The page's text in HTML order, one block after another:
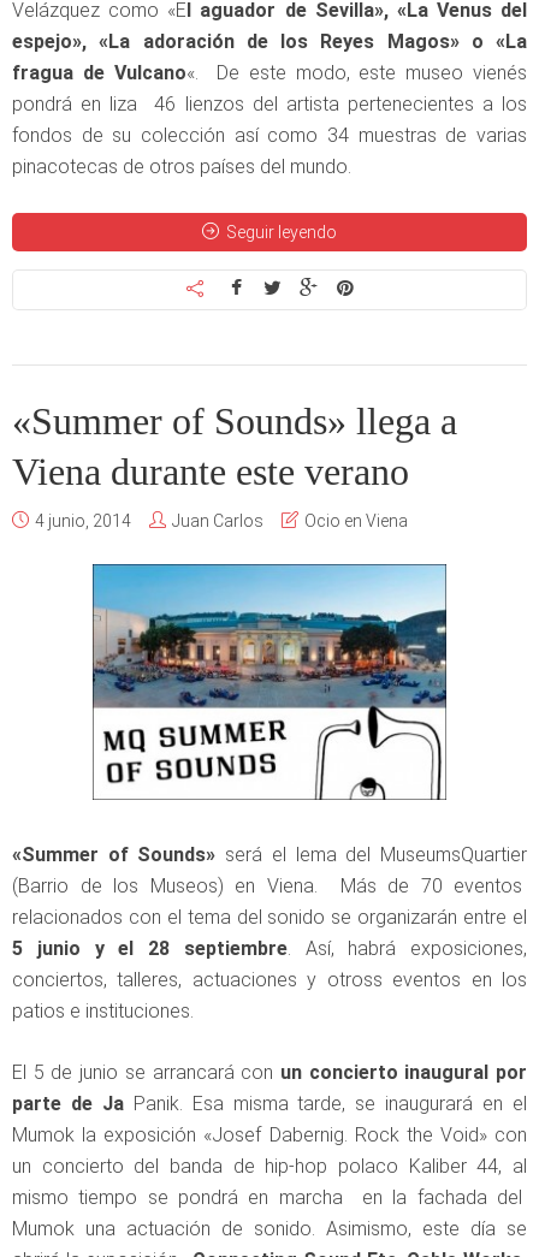
Velázquez como «El aguador de Sevilla», «La Venus del
espejo», «La adoración de los Reyes Magos» o «La
fragua de Vulcano«. De este modo, este museo vienés
pondrá en liza 46 lienzos del artista pertenecientes a los
fondos de su colección así como 34 muestras de varias
pinacotecas de otros países del mundo.
Seguir leyendo
«Summer of Sounds» llega a
Viena durante este verano
4 junio, 2014 Juan Carlos Ocio en Viena
«Summer of Sounds» será el lema del MuseumsQuartier
(Barrio de los Museos) en Viena. Más de 70 eventos
relacionados con el tema del sonido se organizarán entre el
5 junio y el 28 septiembre. Así, habrá exposiciones,
conciertos, talleres, actuaciones y otross eventos en los
patios e instituciones.
El 5 de junio ​​se arrancará con un concierto inaugural por
parte de Ja Panik. Esa misma tarde, se inaugurará en el
Mumok la exposición «Josef Dabernig. Rock the Void» con
un concierto del banda de hip-hop polaco Kaliber 44, al
mismo tiempo se pondrá en marcha en la fachada del
Mumok una actuación de sonido. Asimismo, este día se